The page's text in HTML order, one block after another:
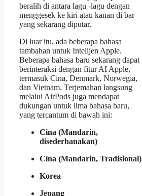
beralih di antara lagu -lagu dengan
menggesek ke kiri atau kanan di bar
yang sekarang diputar.
Di luar itu, ada beberapa bahasa
tambahan untuk Intelijen Apple.
Beberapa bahasa baru sekarang dapat
berinteraksi dengan fitur AI Apple,
termasuk Cina, Denmark, Norwegia,
dan Vietnam. Terjemahan langsung
melalui AirPods juga mendapat
dukungan untuk lima bahasa baru,
yang tercantum di bawah ini:
Cina (Mandarin,
disederhanakan)
Cina (Mandarin, Tradisional)
Korea
Jepang